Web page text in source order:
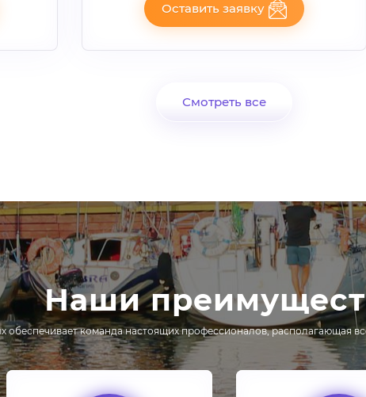
Оставить заявку
Смотреть все
Наши
обеспечивает команда настоящих профессионалов, располагающая